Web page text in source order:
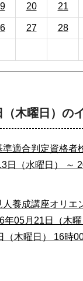
20 21
27 28
木曜日）の
適合判定資格者
日（水曜日） ～
養成講座オリエ
年05月21日（木
（木曜日） 16時